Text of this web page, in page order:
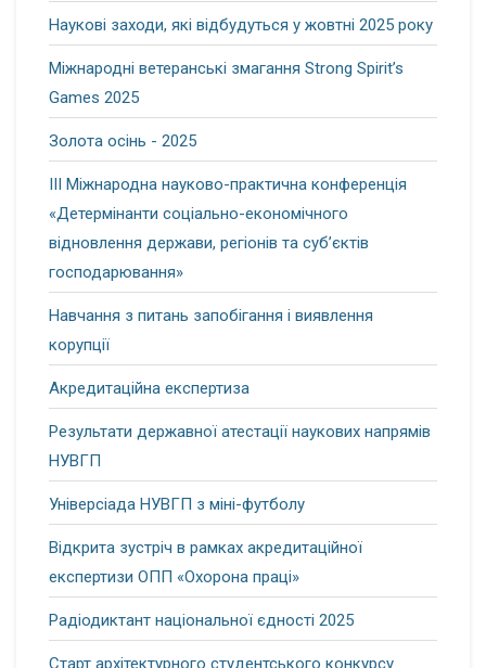
Наукові заходи, які відбудуться у жовтні 2025 року
Міжнародні ветеранські змагання Strong Spirit’s
Games 2025
Золота осінь - 2025
ІІІ Міжнародна науково-практична конференція
«Детермінанти соціально-економічного
відновлення держави, регіонів та суб’єктів
господарювання»
Навчання з питань запобігання і виявлення
корупції
Акредитаційна експертиза
Результати державної атестації наукових напрямів
НУВГП
Універсіада НУВГП з міні-футболу
Відкрита зустріч в рамках акредитаційної
експертизи ОПП «Охорона праці»
Радіодиктант національної єдності 2025
Старт архітектурного студентського конкурсу